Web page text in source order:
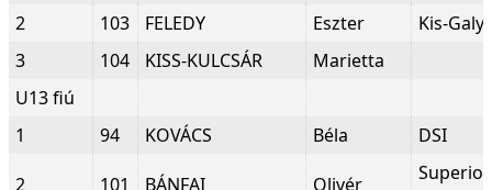
2
103 FELEDY Eszter
Kis-
3
104 KISS-KULCSÁR
Marietta
U13 fiú
1
94 KOVÁCS Béla DSI
2 101 BÁNFAI Olivér